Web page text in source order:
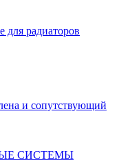
радиаторов
и сопутствующий
СИСТЕМЫ